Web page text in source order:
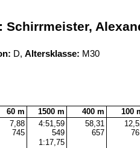
D, Altersklasse: M30
60 m 1500 m 400 m 100
7,88 4:51,59 58,31
745
549 657
1:17,75